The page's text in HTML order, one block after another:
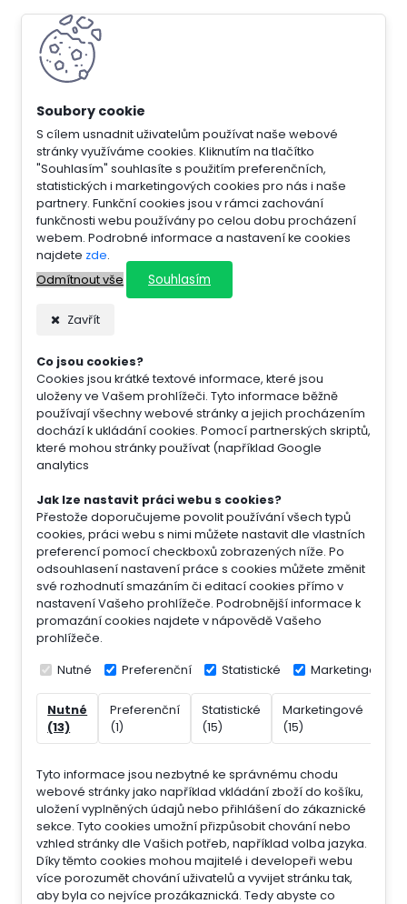
S cílem usnadnit uživatelům používat naše webové
stránky využíváme cookies. Kliknutím na tlačítko
"Souhlasím" souhlasíte s použitím preferenčních,
statistických i marketingových cookies pro nás i naše
partnery. Funkční cookies jsou v rámci zachování
funkčnosti webu používány po celou dobu procházení
webem. Podrobné informace a nastavení ke cookies
najdete zde.
Odmítnout vše
Souhlasím
Zavřít
Co jsou cookies?
Cookies jsou krátké textové informace, které jsou
uloženy ve Vašem prohlížeči. Tyto informace běžně
používají všechny webové stránky a jejich procházením
dochází k ukládání cookies. Pomocí partnerských skriptů,
které mohou stránky používat (například Google
analytics
Jak lze nastavit práci webu s cookies?
Přestože doporučujeme povolit používání všech typů
cookies, práci webu s nimi můžete nastavit dle vlastních
preferencí pomocí checkboxů zobrazených níže. Po
odsouhlasení nastavení práce s cookies můžete změnit
své rozhodnutí smazáním či editací cookies přímo v
nastavení Vašeho prohlížeče. Podrobnější informace k
promazání cookies najdete v nápovědě Vašeho
prohlížeče.
Nutné Preferenční Statistické Marketingové
Nutné
(13)
Preferenční
(1)
Statistické
(15)
Marketingové
(15)
Tyto informace jsou nezbytné ke správnému chodu
webové stránky jako například vkládání zboží do košíku,
uložení vyplněných údajů nebo přihlášení do zákaznické
sekce. Tyto cookies umožní přizpůsobit chování nebo
vzhled stránky dle Vašich potřeb, například volba jazyka.
Díky těmto cookies mohou majitelé i developeři webu
více porozumět chování uživatelů a vyvijet stránku tak,
aby byla co nejvíce prozákaznická. Tedy abyste co